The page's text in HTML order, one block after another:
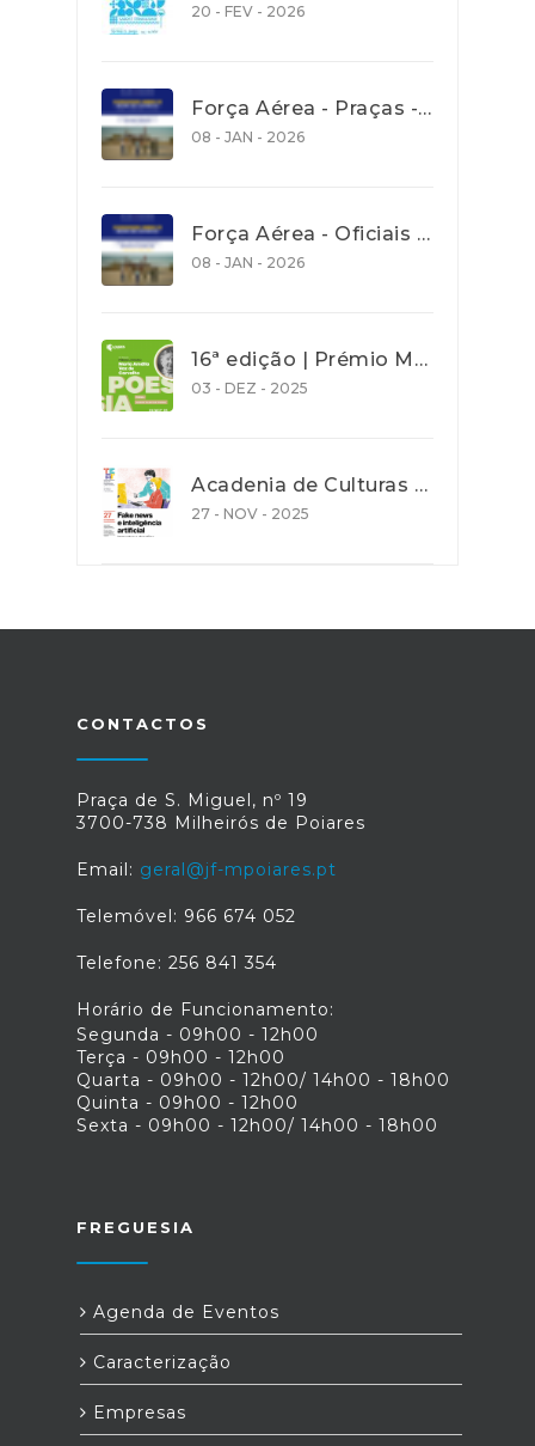
20 - FEV - 2026
Força Aérea - Praças - Concurso aberto para recrutamento de jovens com idades entre os 18 e os 27 anos - até 30 Janeiro 2026
08 - JAN - 2026
Força Aérea - Oficiais - Concurso aberto para recrutamento de jovens com idades entre os 18 e os 27 anos - até 30 Janeiro 2026
08 - JAN - 2026
16ª edição | Prémio Maria Amália Vaz de Carvalho| Poesia 2026 - Prazo de entrega de trabalho 31 Dez. 2025
03 - DEZ - 2025
Acadenia de Culturas e Cooperação - Ação de promoção de literacia e competências digitais
27 - NOV - 2025
CONTACTOS
Praça de S. Miguel, nº 19
3700-738 Milheirós de Poiares
Email: geral@jf-mpoiares.pt
Telemóvel: 966 674 052
Telefone: 256 841 354
Horário de Funcionamento:
Segunda - 09h00 - 12h00
Terça - 09h00 - 12h00
Quarta - 09h00 - 12h00/ 14h00 - 18h00
Quinta - 09h00 - 12h00
Sexta - 09h00 - 12h00/ 14h00 - 18h00
FREGUESIA
Agenda de Eventos
Caracterização
Empresas